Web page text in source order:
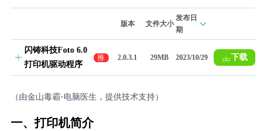
版本 文件大小
发布日
期
闪铸科技Foto 6.0
打印机驱动程序
推
荐
2.0.3.1 29MB 2023/10/29 下载
（由金山毒霸-电脑医生，提供技术支持）
一、打印机简介